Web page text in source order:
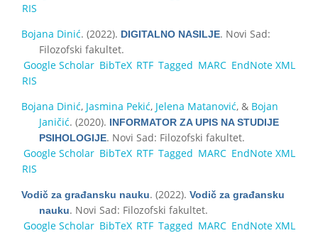
RIS
Bojana Dinić. (2022). DIGITALNO NASILJE. Novi Sad:
Filozofski fakultet.
Google Scholar BibTeX RTF Tagged MARC EndNote XML
RIS
Bojana Dinić, Jasmina Pekić, Jelena Matanović, & Bojan
Janičić. (2020). INFORMATOR ZA UPIS NA STUDIJE
PSIHOLOGIJE. Novi Sad: Filozofski fakultet.
Google Scholar BibTeX RTF Tagged MARC EndNote XML
RIS
Vodič za građansku nauku. (2022). Vodič za građansku
nauku. Novi Sad: Filozofski fakultet.
Google Scholar BibTeX RTF Tagged MARC EndNote XML